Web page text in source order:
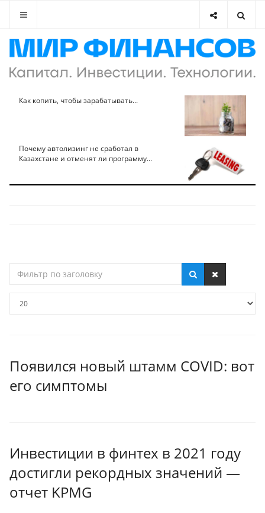
Как копить, чтобы зарабатывать...
Почему автолизинг не сработал в
Казахстане и отменят ли программу...
по
Появился новый штамм COVID: вот
его симптомы
Инвестиции в финтех в 2021 году
достигли рекордных значений —
отчет KPMG